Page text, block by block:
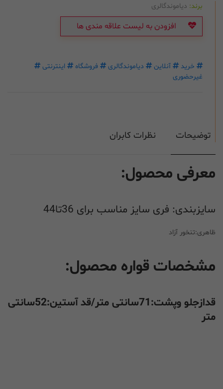
برند: دیاموندگالری
افزودن به لیست علاقه مندی ها
خرید آنلاین دیاموندگالری فروشگاه
اینترنتی
غیرحضوری
توضیحات نظرات کابران
معرفی محصول:
سایزبندی: فری سایز مناسب برای 36تا44
ظاهری:تنخور آزاد
مشخصات قواره محصول:
قدازجلو وپشت:71سانتی متر/قد آستین:52سانتی
متر